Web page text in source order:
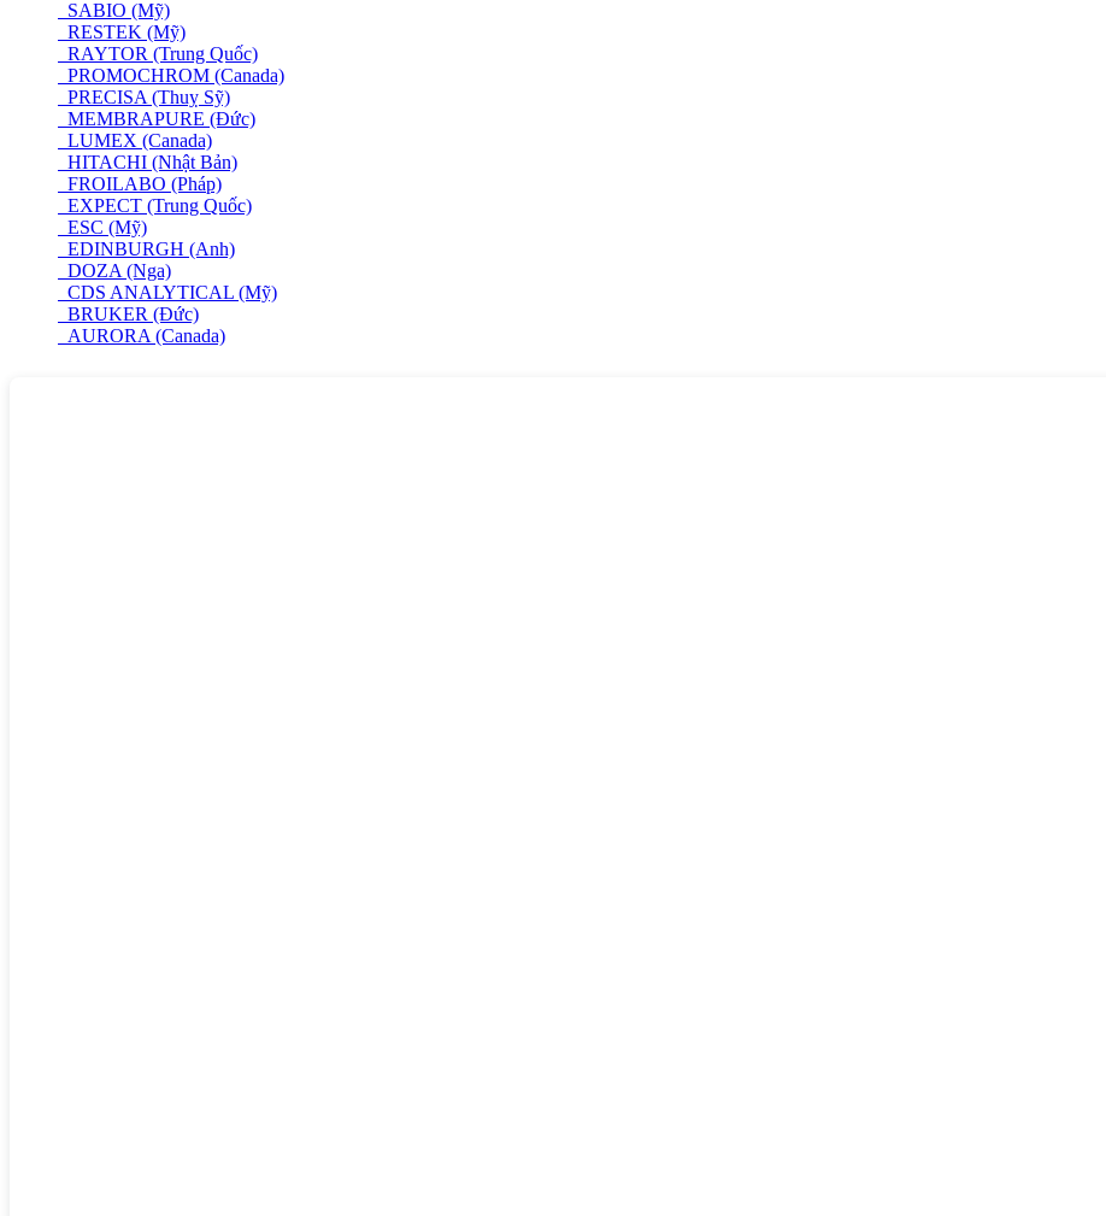
SABIO (Mỹ)
RESTEK (Mỹ)
RAYTOR (Trung Quốc)
PROMOCHROM (Canada)
PRECISA (Thuỵ Sỹ)
MEMBRAPURE (Đức)
LUMEX (Canada)
HITACHI (Nhật Bản)
FROILABO (Pháp)
EXPECT (Trung Quốc)
ESC (Mỹ)
EDINBURGH (Anh)
DOZA (Nga)
CDS ANALYTICAL (Mỹ)
BRUKER (Đức)
AURORA (Canada)